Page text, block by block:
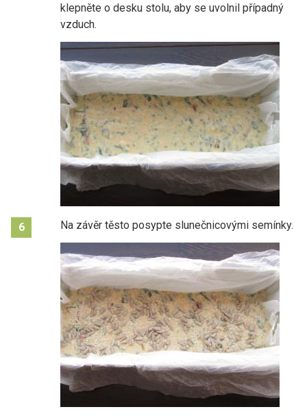
klepněte o desku stolu, aby se uvolnil případný
vzduch.
6 Na závěr těsto posypte slunečnicovými semínky.